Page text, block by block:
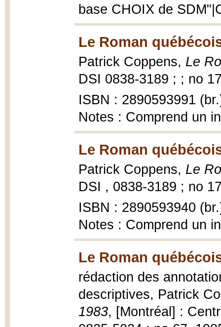
base CHOIX de
Le Roman
Patrick Coppens, Le
DSI 0838-3189 ; ; no
ISBN : 2890593991
Notes : Comprend un
Le Roman
Patrick Coppens, Le
DSI , 0838-3189 ; no
ISBN : 2890593940
Notes : Comprend un
Le Roman
rédaction des
descriptives, Patrick
1983, [Montréal] :